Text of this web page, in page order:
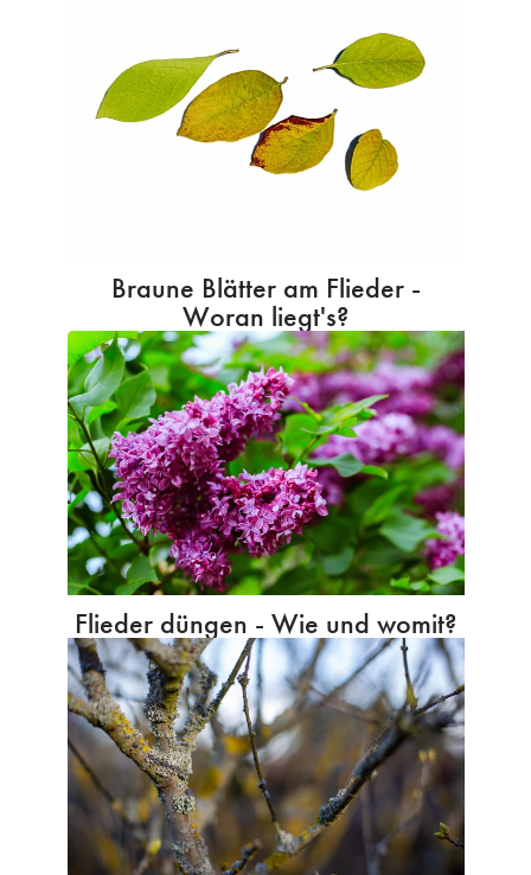
Braune Blätter am Flieder -
Woran liegt's?
Flieder düngen - Wie und womit?